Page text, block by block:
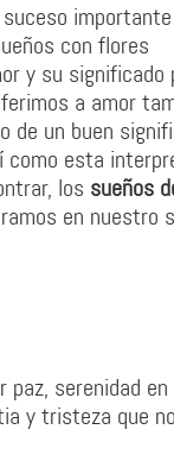
importante
con flores
y su significado
a amor
de un buen
como esta
los sueños
en nuestro
serenidad en
y tristeza que